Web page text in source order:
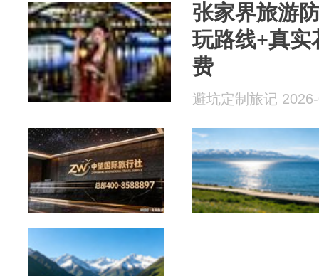
张家界旅游
玩路线+真实
费
避坑定制旅记